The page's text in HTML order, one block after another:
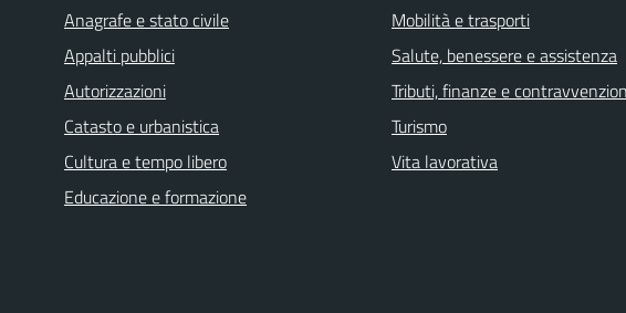
Anagrafe e stato civile
Appalti pubblici
Autorizzazioni
Catasto e urbanistica
Cultura e tempo libero
Educazione e formazione
Mobilità e trasporti
Salute, benessere e assistenza
Tributi, finanze e
Turismo
Vita lavorativa